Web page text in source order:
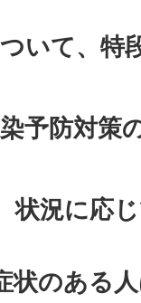
いて、特
予防対策
状況に応
状のある